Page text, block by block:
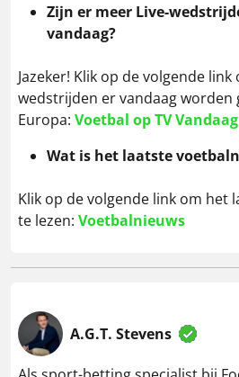
Zijn er meer Live-
vandaag?
Jazeker! Klik op de volgende
wedstrijden er vandaag worden
Europa: Voetbal op TV Vandaag
Wat is het laatste
Klik op de volgende link om het
te lezen: Voetbalnieuws
A.G.T. Stevens